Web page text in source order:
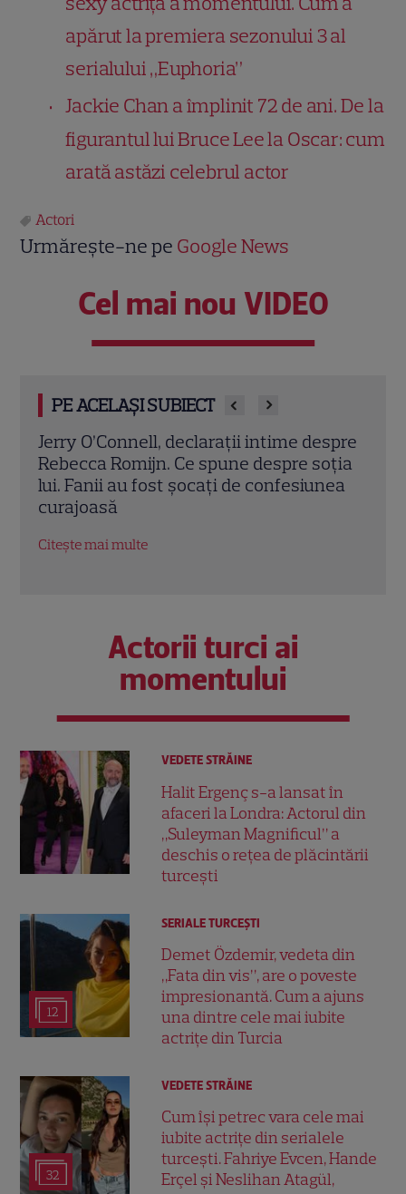
apărut la premiera sezonului 3 al
serialului „Euphoria”
Jackie Chan a împlinit 72 de ani. De la
figurantul lui Bruce Lee la Oscar: cum
arată astăzi celebrul actor
Actori
Urmărește-ne pe Google News
Cel mai nou VIDEO
PE ACELAȘI SUBIECT
Jonny Lee Miller, imagine rară alături de
fiul lui de 17 ani. Fostul soț al Angelinei
Jolie este de nerecunoscut
Actorii turci ai
momentului
VEDETE STRĂINE
Halit Ergenç s-a lansat în
afaceri la Londra: Actorul din
„Suleyman Magnificul” a
deschis o rețea de plăcintării
turcești
12
SERIALE TURCEŞTI
Demet Özdemir, vedeta din
„Fata din vis”, are o poveste
impresionantă. Cum a ajuns
una dintre cele mai iubite
actrițe din Turcia
32
VEDETE STRĂINE
Cum își petrec vara cele mai
iubite actrițe din serialele
turcești. Fahriye Evcen, Hande
Erçel și Neslihan Atagül,